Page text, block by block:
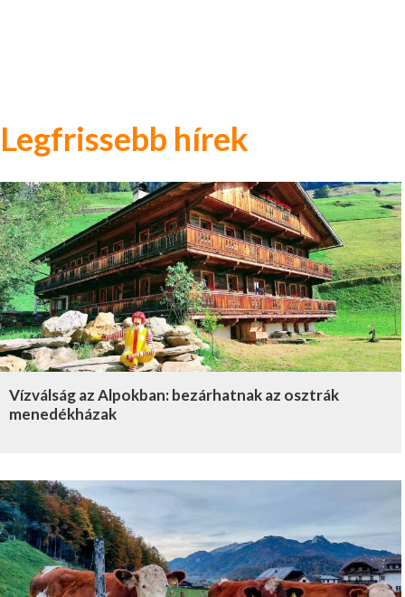
Legfrissebb hírek
Vízválság az Alpokban: bezárhatnak az osztrák
menedékházak